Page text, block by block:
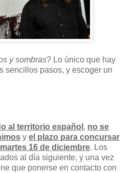
y sombras? Lo único que hay
sencillos pasos, y escoger un
al territorio español , no se
y el plazo para concursar
16 de diciembre. Los
al día siguiente, y una vez
que ponerse en contacto con